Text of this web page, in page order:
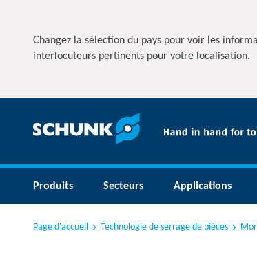
Changez la sélection du pays pour voir les
interlocuteurs pertinents pour votre localisation.
Produits Secteurs Applications
Page d'accueil Technologie de serrage de pièces